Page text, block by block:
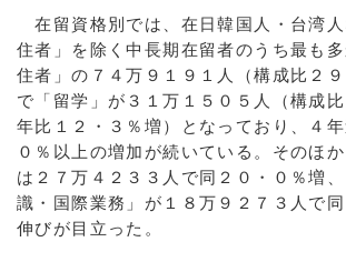
在留資格別では、在日韓国人・台湾
住者」を除く中長期在留者のうち最も
住者」の７４万９１９１人（構成比２
で「留学」が３１万１５０５人（構成
年比１２・３％増）となっており、４年
０％以上の増加が続いている。そのほか
は２７万４２３３人で同２０・０％増
識・国際業務」が１８万９２７３人で
伸びが目立った。